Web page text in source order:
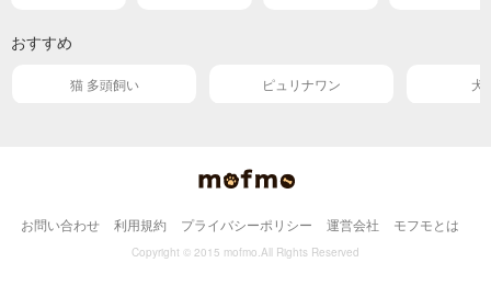
おすすめ
猫 多頭飼い ピュリナワン 犬
お問い合わせ 利用規約 プライバシーポリシー 運営会社 モフモとは
Copyright © 2015 mofmo.All Rights Reserved